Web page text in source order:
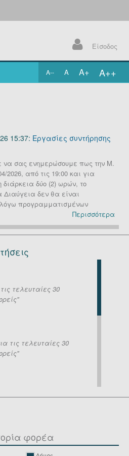
Είσοδος
A-- A A+ A++
15:37: Εργασίες συντήρησης
σας ενημερώσουμε πως την Μ.
2026, από τις 19:00 και για
διάρκεια δύο (2) ωρών, το
δεν θα είναι
προγραμματισμένων
Περισσότερα
τελευταίες 30
τις τελευταίες 30
για τις
και νόμους για
φορέα